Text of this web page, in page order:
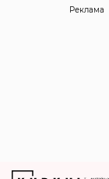
Реклама